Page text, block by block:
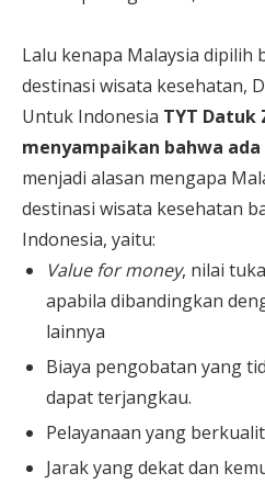
Lalu kenapa Malaysia dipilih
destinasi wisata kesehatan,
Untuk Indonesia TYT Datuk
menyampaikan bahwa ada
menjadi alasan mengapa
destinasi wisata kesehatan
Indonesia, yaitu:
Value for money, nilai
apabila dibandingkan
lainnya
Biaya pengobatan yang
dapat terjangkau.
Pelayanaan yang
Jarak yang dekat dan